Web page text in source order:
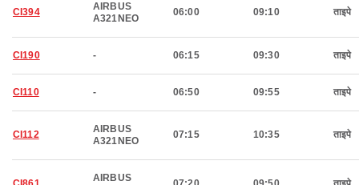
CI394
AIRBUS
A321NEO
06:00 09:10 ताइपे
CI190 - 06:15 09:30 ताइपे
CI110 - 06:50 09:55 ताइपे
CI112
AIRBUS
A321NEO
07:15 10:35 ताइपे
AIRBUS